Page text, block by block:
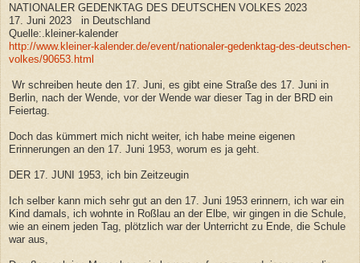
NATIONALER GEDENKTAG DES DEUTSCHEN VOLKES 2023
17. Juni 2023 in Deutschland
Quelle:.kleiner-kalender
http://www.kleiner-kalender.de/event/nationaler-gedenktag-des-deutschen-
volkes/90653.html
Wr schreiben heute den 17. Juni, es gibt eine Straße des 17. Juni in
Berlin, nach der Wende, vor der Wende war dieser Tag in der BRD ein
Feiertag.
Doch das kümmert mich nicht weiter, ich habe meine eigenen
Erinnerungen an den 17. Juni 1953, worum es ja geht.
DER 17. JUNI 1953, ich bin Zeitzeugin
Ich selber kann mich sehr gut an den 17. Juni 1953 erinnern, ich war ein
Kind damals, ich wohnte in Roßlau an der Elbe, wir gingen in die Schule,
wie an einem jeden Tag, plötzlich war der Unterricht zu Ende, die Schule
war aus,